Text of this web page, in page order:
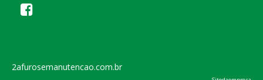
2afurosemanutencao.com.br